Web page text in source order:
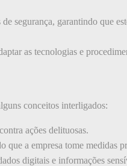
segurança, garantindo que
as tecnologias e
conceitos interligados:
ações delituosas.
que a empresa tome medidas
digitais e informações